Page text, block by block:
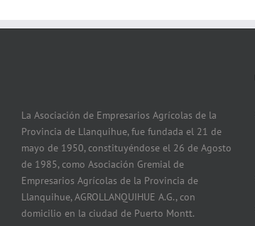
La Asociación de Empresarios Agrícolas de la
Provincia de Llanquihue, fue fundada el 21 de
mayo de 1950, constituyéndose el 26 de Agosto
de 1985, como Asociación Gremial de
Empresarios Agrícolas de la Provincia de
Llanquihue, AGROLLANQUIHUE A.G., con
domicilio en la ciudad de Puerto Montt.